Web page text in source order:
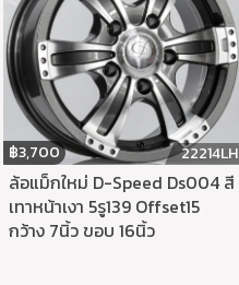
฿3,700 22214LH
ล้อแม็กใหม่ D-Speed Ds004 สี
เทาหน้าเงา 5รู139 Offset15
กว้าง 7นิ้ว ขอบ 16นิ้ว